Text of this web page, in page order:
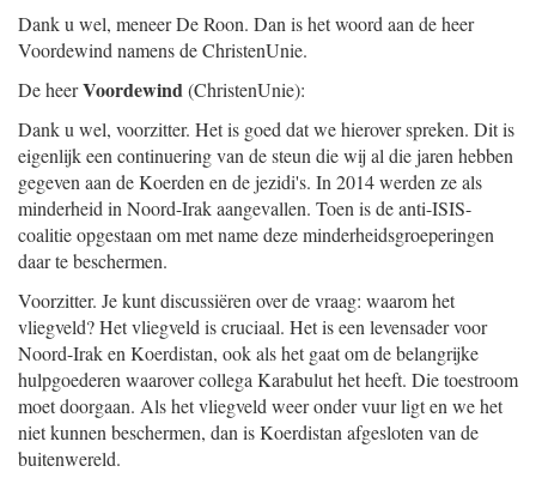
Dank u wel, meneer De Roon. Dan is het woord aan de heer
Voordewind namens de ChristenUnie.
De heerVoordewind(ChristenUnie):
Dank u wel, voorzitter. Het is goed dat we hierover spreken. Dit is
eigenlijk een continuering van de steun die wij al die jaren hebben
gegeven aan de Koerden en de jezidi's. In 2014 werden ze als
minderheid in Noord-Irak aangevallen. Toen is de anti-ISIS-
coalitie opgestaan om met name deze minderheidsgroeperingen
daar te beschermen.
Voorzitter. Je kunt discussiëren over de vraag: waarom het
vliegveld? Het vliegveld is cruciaal. Het is een levensader voor
Noord-Irak en Koerdistan, ook als het gaat om de belangrijke
hulpgoederen waarover collega Karabulut het heeft. Die toestroom
moet doorgaan. Als het vliegveld weer onder vuur ligt en we het
niet kunnen beschermen, dan is Koerdistan afgesloten van de
buitenwereld.